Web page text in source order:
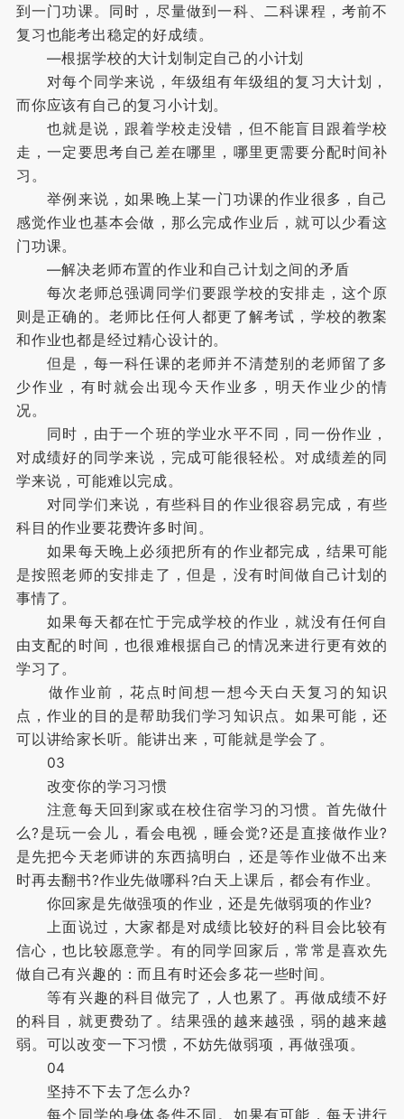
到一门功课。同时，尽量做到一科、二科课程，考前不
复习也能考出稳定的好成绩。
—根据学校的大计划制定自己的小计划
对每个同学来说，年级组有年级组的复习大计划，
而你应该有自己的复习小计划。
也就是说，跟着学校走没错，但不能盲目跟着学校
走，一定要思考自己差在哪里，哪里更需要分配时间补
习。
举例来说，如果晚上某一门功课的作业很多，自己
感觉作业也基本会做，那么完成作业后，就可以少看这
门功课。
—解决老师布置的作业和自己计划之间的矛盾
每次老师总强调同学们要跟学校的安排走，这个原
则是正确的。老师比任何人都更了解考试，学校的教案
和作业也都是经过精心设计的。
但是，每一科任课的老师并不清楚别的老师留了多
少作业，有时就会出现今天作业多，明天作业少的情
况。
同时，由于一个班的学业水平不同，同一份作业，
对成绩好的同学来说，完成可能很轻松。对成绩差的同
学来说，可能难以完成。
对同学们来说，有些科目的作业很容易完成，有些
科目的作业要花费许多时间。
如果每天晚上必须把所有的作业都完成，结果可能
是按照老师的安排走了，但是，没有时间做自己计划的
事情了。
如果每天都在忙于完成学校的作业，就没有任何自
由支配的时间，也很难根据自己的情况来进行更有效的
学习了。
做作业前，花点时间想一想今天白天复习的知识
点，作业的目的是帮助我们学习知识点。如果可能，还
可以讲给家长听。能讲出来，可能就是学会了。
03
改变你的学习习惯
注意每天回到家或在校住宿学习的习惯。首先做什
么?是玩一会儿，看会电视，睡会觉?还是直接做作业?
是先把今天老师讲的东西搞明白，还是等作业做不出来
时再去翻书?作业先做哪科?白天上课后，都会有作业。
你回家是先做强项的作业，还是先做弱项的作业?
上面说过，大家都是对成绩比较好的科目会比较有
信心，也比较愿意学。有的同学回家后，常常是喜欢先
做自己有兴趣的：而且有时还会多花一些时间。
等有兴趣的科目做完了，人也累了。再做成绩不好
的科目，就更费劲了。结果强的越来越强，弱的越来越
弱。可以改变一下习惯，不妨先做弱项，再做强项。
04
坚持不下去了怎么办?
每个同学的身体条件不同。如果有可能，每天进行